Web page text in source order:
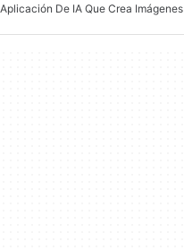
Aplicación De IA Que Crea Imágenes